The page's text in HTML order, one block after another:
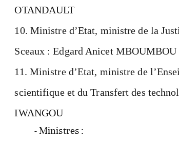
OTANDAULT
Ministre d’Etat, ministre de la
Sceaux : Edgard Anicet
Ministre d’Etat, ministre de
scientifique et du Transfert des
IWANGOU
- Ministres :